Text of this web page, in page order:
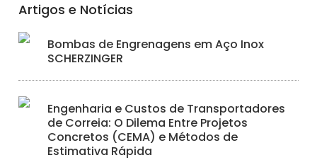
Artigos e Notícias
Bombas de Engrenagens em Aço Inox
SCHERZINGER
Engenharia e Custos de Transportadores
de Correia: O Dilema Entre Projetos
Concretos (CEMA) e Métodos de
Estimativa Rápida